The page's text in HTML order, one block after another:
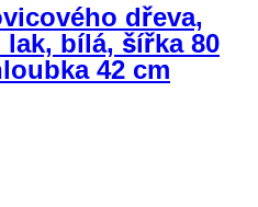
dřeva,
bílá, šířka 80
42 cm